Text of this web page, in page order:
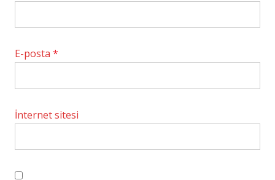
E-posta *
İnternet sitesi